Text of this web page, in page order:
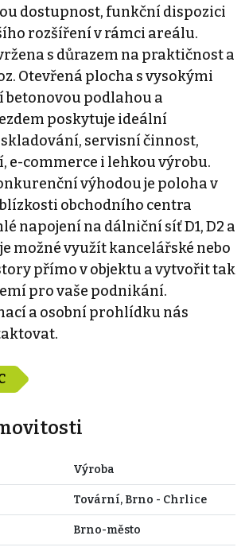
dostupnost, funkční dispozici
rozšíření v rámci areálu.
s důrazem na praktičnost a
Otevřená plocha s vysokými
podlahou a
poskytuje ideální
servisní činnost,
e-commerce i lehkou výrobu.
výhodou je poloha v
obchodního centra
napojení na dálniční síť D1, D2 a
možné využít kancelářské nebo
přímo v objektu a vytvořit tak
pro vaše podnikání.
a osobní prohlídku nás
Výroba
Tovární, Brno - Chrlice
Brno-město